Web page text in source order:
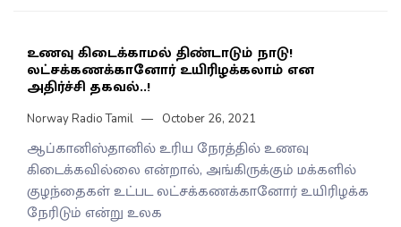
உணவு கிடைக்காமல் திண்டாடும் நாடு!
லட்சக்கணக்கானோர் உயிரிழக்கலாம் என
அதிர்ச்சி தகவல்..!
Norway Radio Tamil October 26, 2021
ஆப்கானிஸ்தானில் உரிய நேரத்தில் உணவு
கிடைக்கவில்லை என்றால், அங்கிருக்கும் மக்களில்
குழந்தைகள் உட்பட லட்சக்கணக்கானோர் உயிரிழக்க
நேரிடும் என்று உலக